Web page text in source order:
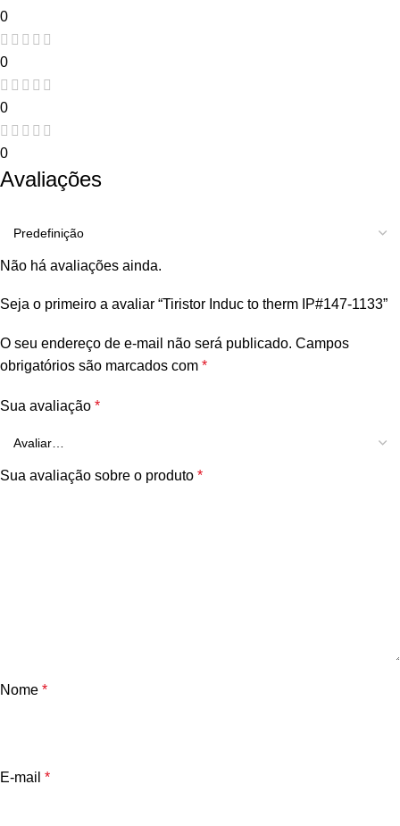
0
0
0
0
Avaliações
Não há avaliações ainda.
Seja o primeiro a avaliar “Tiristor Induc to therm IP#147-1133”
O seu endereço de e-mail não será publicado. Campos
obrigatórios são marcados com *
Sua avaliação *
Sua avaliação sobre o produto *
Nome *
E-mail *